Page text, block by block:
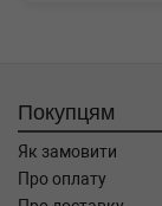
Покупцям
Як замовити
Про оплату